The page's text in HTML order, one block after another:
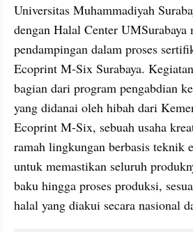
Universitas Muhammadiyah
dengan Halal Center UMSurabaya
pendampingan dalam proses
Ecoprint M-Six Surabaya.
bagian dari program pengabdian
yang didanai oleh hibah dari
Ecoprint M-Six, sebuah usaha
ramah lingkungan berbasis teknik
untuk memastikan seluruh
baku hingga proses produksi,
halal yang diakui secara nasional